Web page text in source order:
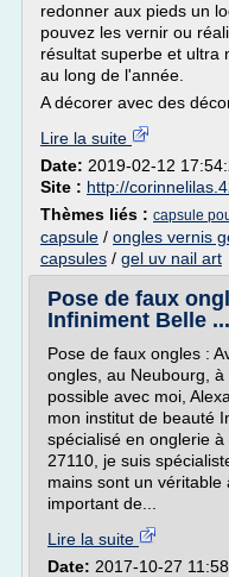
redonner aux pieds un
pouvez les vernir ou
résultat superbe et ultra
au long de l'année.
A décorer avec des
Lire la suite
Date: 2019-02-12
Site : http://
Thèmes liés : capsule
capsule / ongles vernis
capsules / gel uv nail art
Pose de faux
Infiniment Belle ...
Pose de faux ongles :
ongles, au Neubourg,
possible avec moi,
mon institut de beauté
spécialisé en onglerie
27110, je suis
mains sont un
important de...
Lire la suite
Date: 2017-10-27